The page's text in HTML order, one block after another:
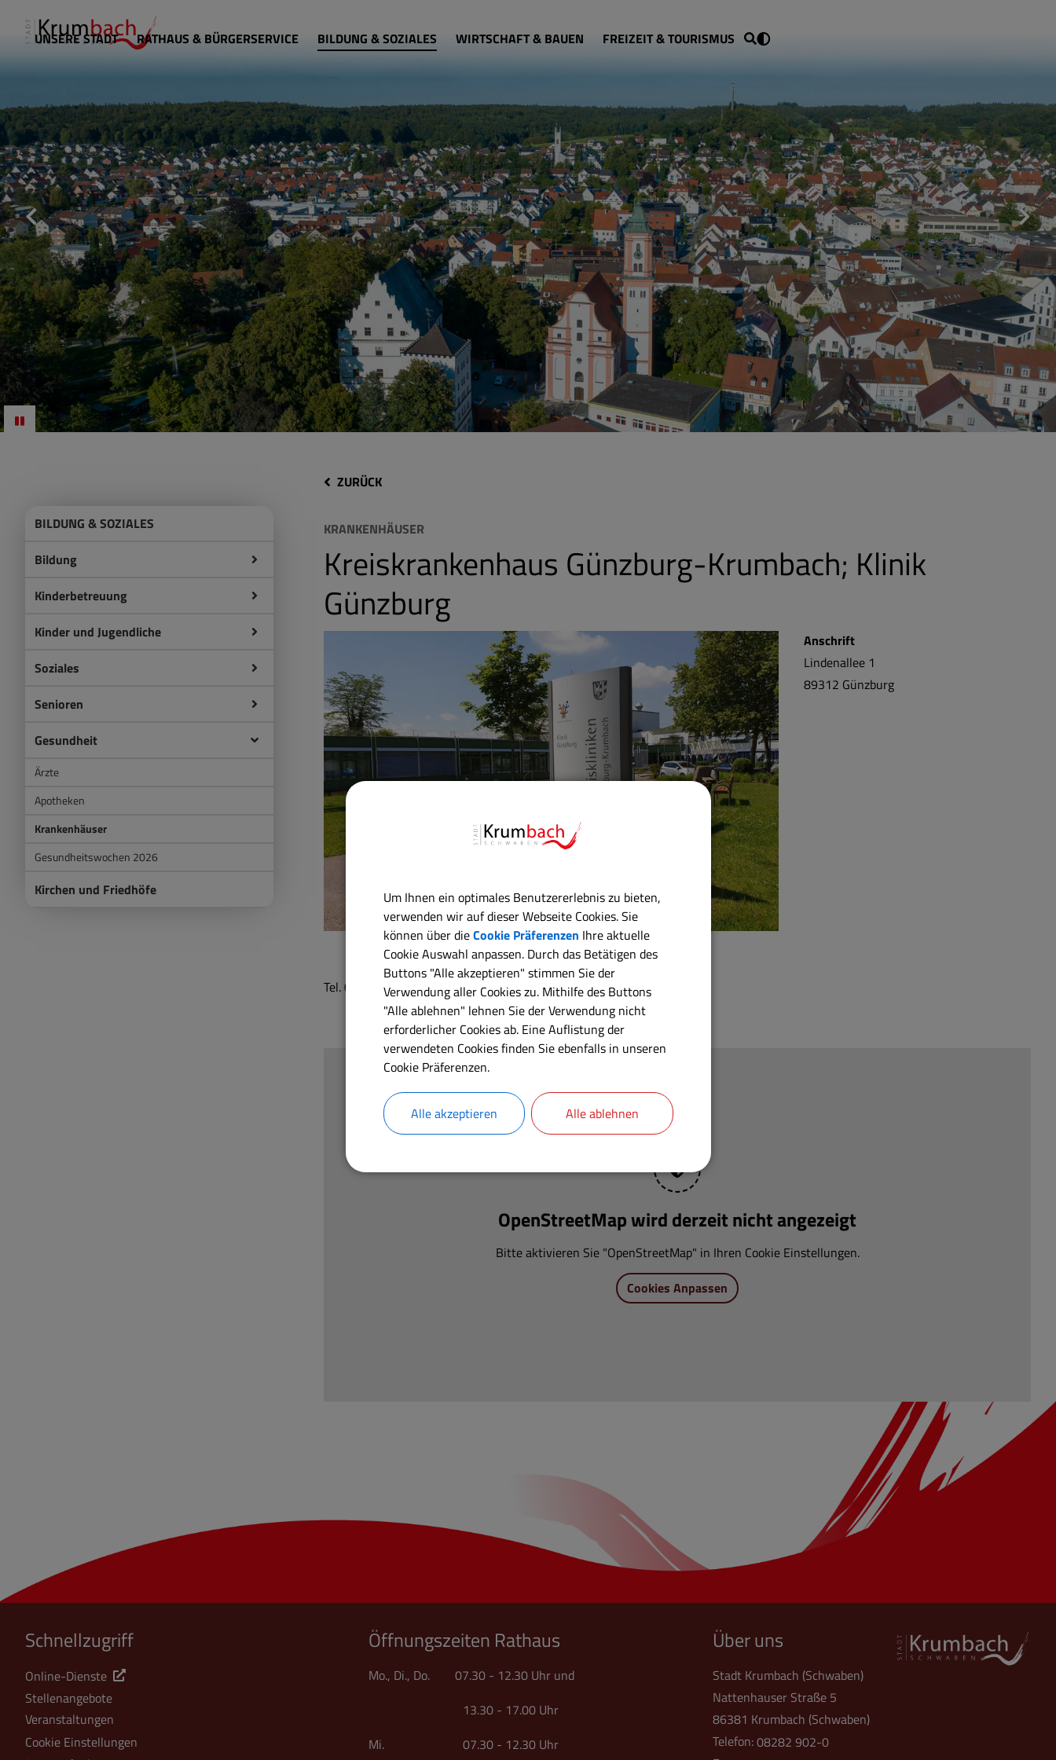
UNSERE STADT RATHAUS & BÜRGERSERVICE BILDUNG & SOZIALES WIRTSCHAFT & BAUEN FREIZEIT & TOURISMUS
BILDUNG & SOZIALES
Bildung
Kinderbetreuung
Kinder und Jugendliche
Soziales
Senioren
Gesundheit
Ärzte
Apotheken
Krankenhäuser
Gesundheitswochen 2026
Kirchen und Friedhöfe
ZURÜCK
KRANKENHÄUSER
Kreiskrankenhaus Günzburg-Krumbach; Klinik
Günzburg
Tel. 08221 9676-0
Anschrift
Lindenallee 1
89312 Günzburg
OpenStreetMap wird derzeit nicht angezeigt
Bitte aktivieren Sie "OpenStreetMap" in Ihren Cookie Einstellungen.
Cookies Anpassen
Schnellzugriff
Online-Dienste
Stellenangebote
Veranstaltungen
Cookie Einstellungen
Öffnungszeiten Rathaus
Mo., Di., Do. 07.30 - 12.30 Uhr und
13.30 - 17.00 Uhr
Mi. 07.30 - 12.30 Uhr
Über uns
Stadt Krumbach (Schwaben)
Nattenhauser Straße 5
86381 Krumbach (Schwaben)
Telefon:08282 902-0
Um Ihnen ein optimales Benutzererlebnis zu bieten,
verwenden wir auf dieser Webseite Cookies. Sie
können über dieCookie Präferenzen Ihre aktuelle
Cookie Auswahl anpassen. Durch das Betätigen des
Buttons "Alle akzeptieren" stimmen Sie der
Verwendung aller Cookies zu. Mithilfe des Buttons
"Alle ablehnen" lehnen Sie der Verwendung nicht
erforderlicher Cookies ab. Eine Auflistung der
verwendeten Cookies finden Sie ebenfalls in unseren
Cookie Präferenzen.
Alle akzeptieren Alle ablehnen